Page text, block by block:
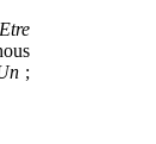
Etre
;